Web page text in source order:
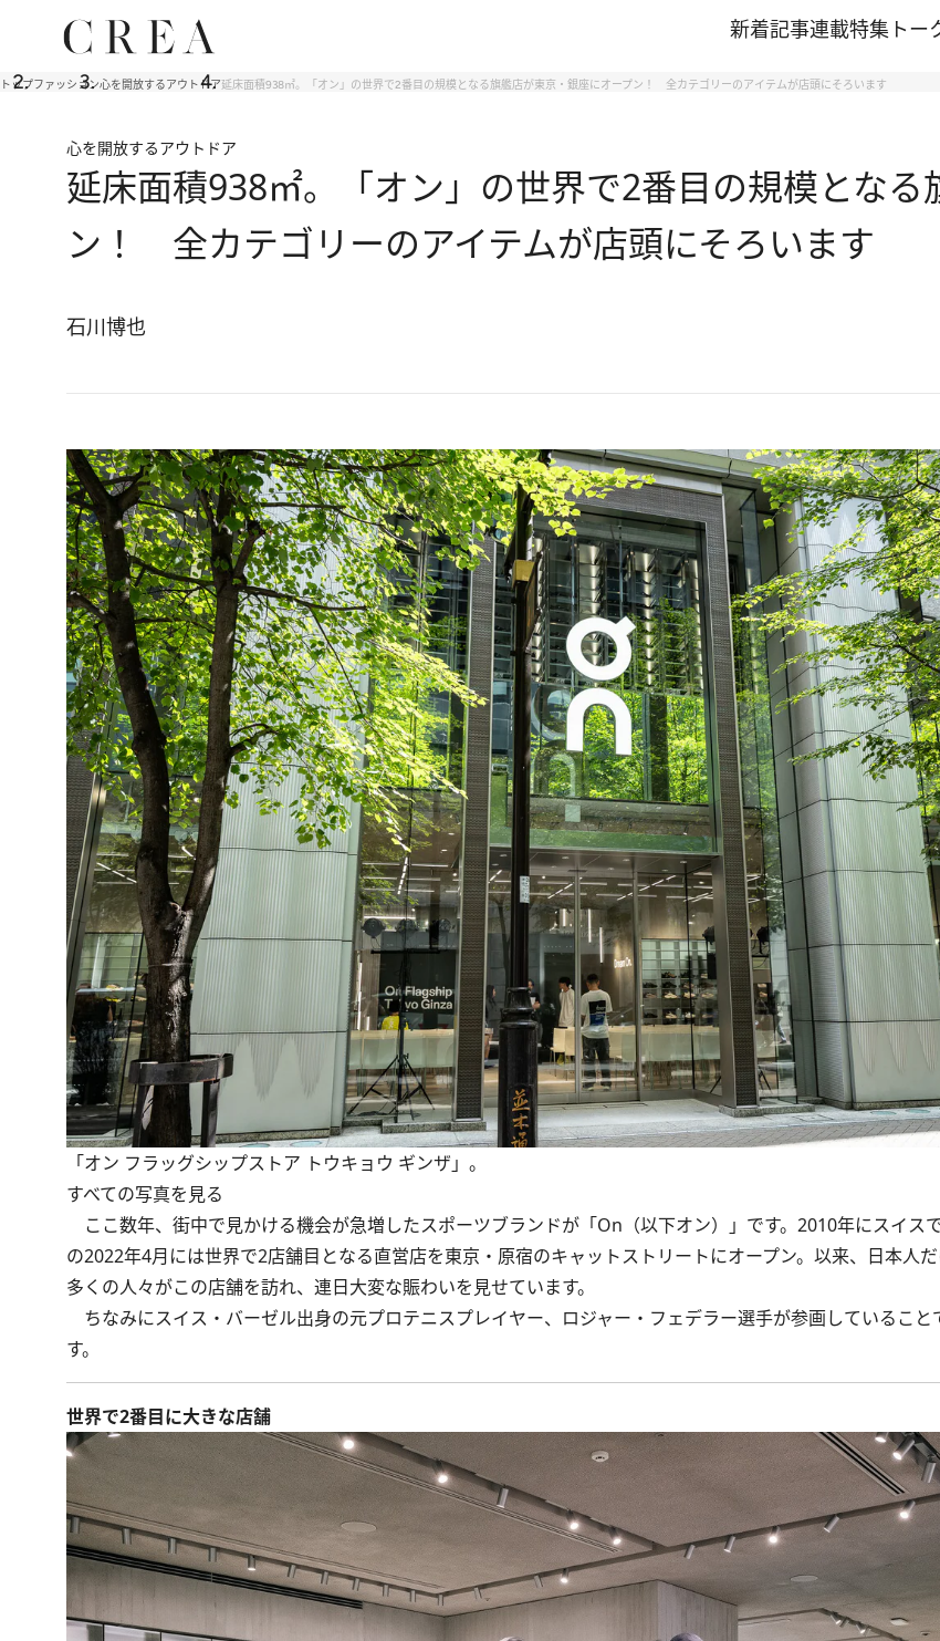
新着記事連載特集 トー
トップファッション心を開放するアウトドア延床面積938㎡。「オン」の世界で2番目の規模となる旗艦店が東京・銀座にオープン！ 全カテゴリーのアイテムが店頭にそろいます
心を開放するアウトドア
延床面積938㎡。「オン」の世界で2番目の規模とな
ン！ 全カテゴリーのアイテムが店頭にそろいます
石川博也
「オン フラッグシップストア トウキョウ ギンザ」。
すべての写真を見る
ここ数年、街中で見かける機会が急増したスポーツブランドが「On（以下オン）」です。2010年にスイス
の2022年4月には世界で2店舗目となる直営店を東京・原宿のキャットストリートにオープン。以来、日本人
多くの人々がこの店舗を訪れ、連日大変な賑わいを見せています。
ちなみにスイス・バーゼル出身の元プロテニスプレイヤー、ロジャー・フェデラー選手が参画していること
す。
世界で2番目に大きな店舗